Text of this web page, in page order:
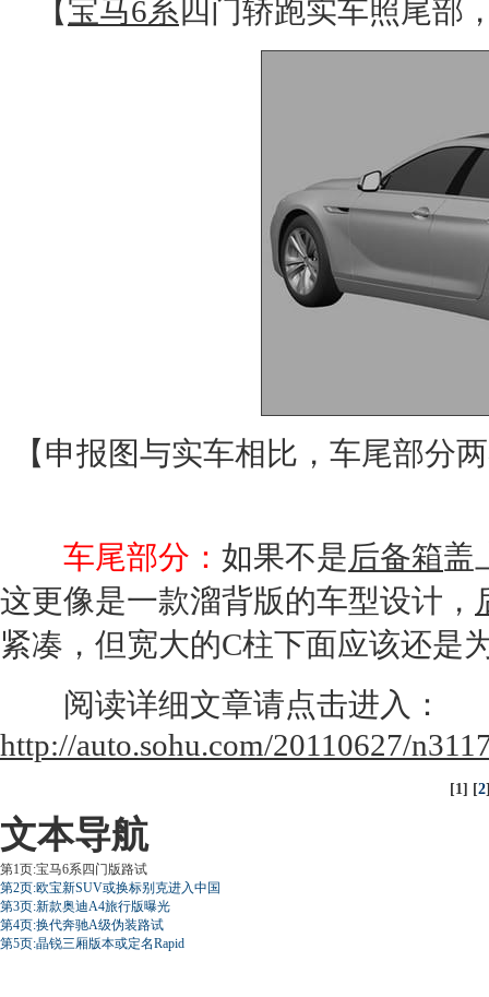
【 宝马6系 四门轿跑实车照尾部
【申报图与实车相比，车尾部分
车尾部分： 如果不是后备箱盖
这更像是一款溜背版的车型设计，
紧凑，但宽大的C柱下面应该还是
阅读详细文章请点击进入：
http://auto.sohu.com/20110627/
[1] [2
文本导航
第1页:宝马6系四门版路试
第2页:欧宝新SUV或换标别克进入中国
第3页:新款奥迪A4旅行版曝光
第4页:换代奔驰A级伪装路试
第5页:晶锐三厢版本或定名Rapid